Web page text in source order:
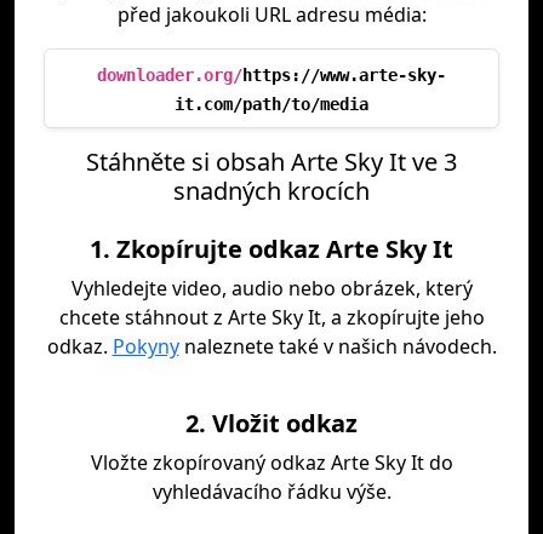
před jakoukoli URL adresu média:
downloader.org/https://www.arte-sky-
it.com/path/to/media
Stáhněte si obsah Arte Sky It ve 3
snadných krocích
1. Zkopírujte odkaz Arte Sky It
Vyhledejte video, audio nebo obrázek, který
chcete stáhnout z Arte Sky It, a zkopírujte jeho
odkaz. Pokynynaleznete také v našich návodech.
2. Vložit odkaz
Vložte zkopírovaný odkaz Arte Sky It do
vyhledávacího řádku výše.